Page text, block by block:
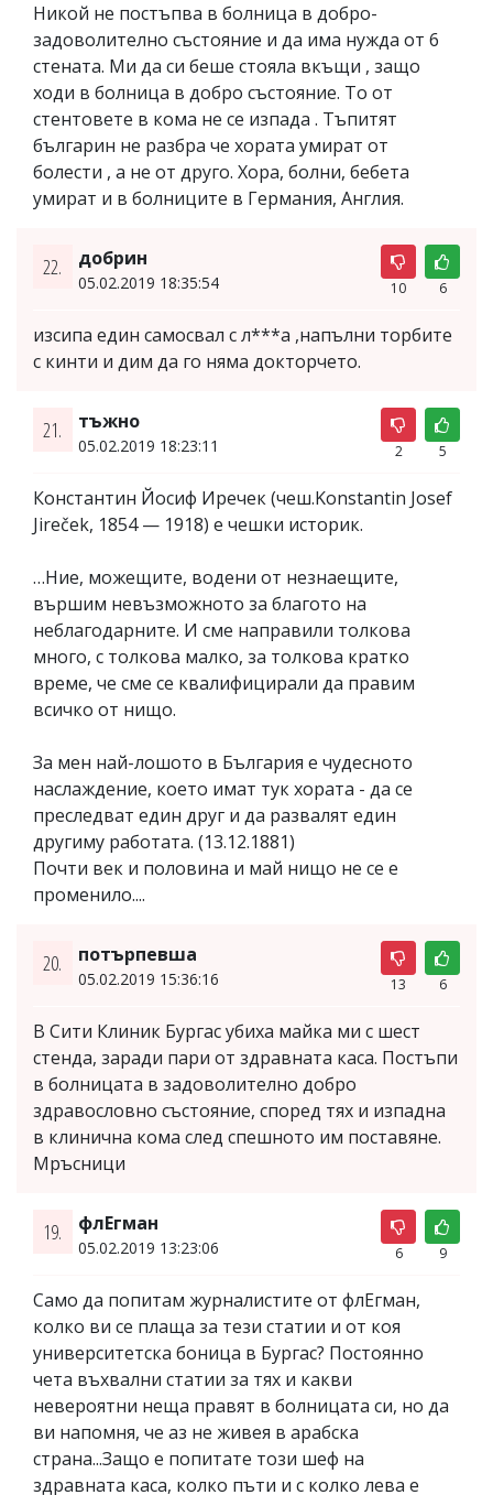
Никой не постъпва в болница в добро-
задоволително състояние и да има нужда от 6
стената. Ми да си беше стояла вкъщи , защо
ходи в болница в добро състояние. То от
стентовете в кома не се изпада . Тъпитят
българин не разбра че хората умират от
болести , а не от друго. Хора, болни, бебета
умират и в болниците в Германия, Англия.
22. добрин
05.02.2019 18:35:54 10 6
изсипа един самосвал с л***а ,напълни торбите
с кинти и дим да го няма докторчето.
21. тъжно
05.02.2019 18:23:11 2 5
Константин Йосиф Иречек (чеш.Konstantin Josef
Jireček, 1854 — 1918) e чешки историк.
…Ние, можещите, водени от незнаещите,
вършим невъзможното за благото на
неблагодарните. И сме направили толкова
много, с толкова малко, за толкова кратко
време, че сме се квалифицирали да правим
всичко от нищо.
За мен най-лошото в България е чудесното
наслаждение, което имат тук хората - да се
преследват един друг и да развалят един
другиму работата. (13.12.1881)
Почти век и половина и май нищо не се е
променило....
20. потърпевша
05.02.2019 15:36:16 13 6
В Сити Клиник Бургас убиха майка ми с шест
стенда, заради пари от здравната каса. Постъпи
в болницата в задоволително добро
здравословно състояние, според тях и изпадна
в клинична кома след спешното им поставяне.
Мръсници
19. флЕгман
05.02.2019 13:23:06 6 9
Само да попитам журналистите от флЕгман,
колко ви се плаща за тези статии и от коя
университетска боница в Бургас? Постоянно
чета въхвални статии за тях и какви
невероятни неща правят в болницата си, но да
ви напомня, че аз не живея в арабска
страна...Защо е попитате този шеф на
здравната каса, колко пъти и с колко лева е